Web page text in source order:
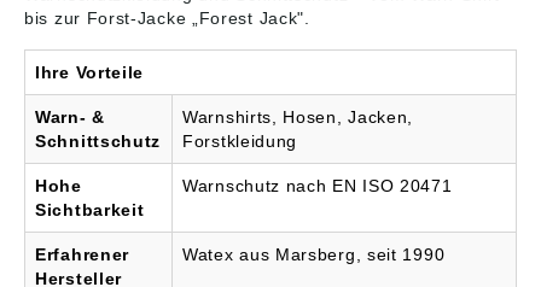
Schuhen machen das
möglich. Sie sind
einerseits wasser- und
schmutzabweisend und
andererseits abrieb- und
reißfest, was durch eine
spezielle
Gewebestruktur erreicht
wird. Schutzklassen. Die
Arbeitskleidung muss
den Schutzklassen
entsprechen,
Waldarbeiterkleidung ist
Zertifizierungsstelle für
(DPLF), unter anderem
in Zusammenarbeit mit
Wald- und Forsttechnik
(KWF). Maßgebend ist
(EN) für Schutzkleidung
für die Benutzer
bis zur Forst-Jacke „Forest Jack".
Ihre Vorteile
Warn- &
Schnittschutz
Warnshirts, Hosen, Jacken,
Forstkleidung
Hohe
Sichtbarkeit
Warnschutz nach EN ISO 20471
Erfahrener
Hersteller
Watex aus Marsberg, seit 1990